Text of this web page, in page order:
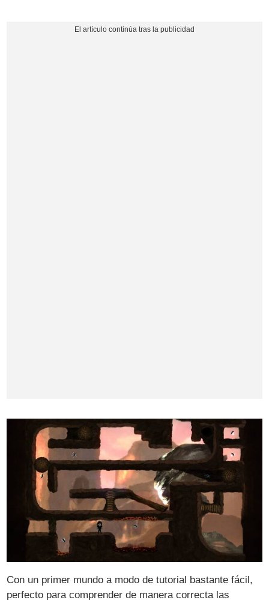
Con un primer mundo a modo de tutorial bastante fácil,
perfecto para comprender de manera correcta las